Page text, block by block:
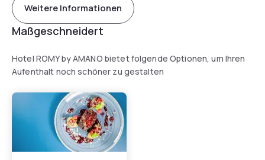
Weitere Informationen
Maßgeschneidert
Hotel ROMY by AMANO bietet folgende Optionen, um Ihren
Aufenthalt noch schöner zu gestalten